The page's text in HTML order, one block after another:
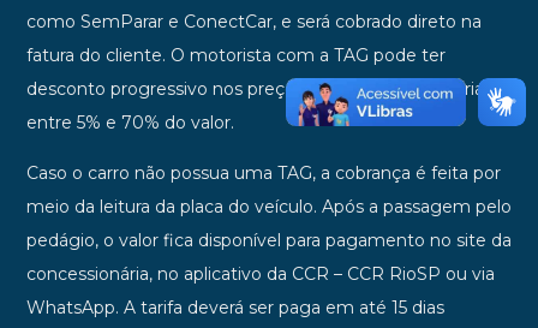
como SemParar e ConectCar, e será cobrado direto na
fatura do cliente. O motorista com a TAG pode ter
desconto progressivo nos preços do pedágio que variam
entre 5% e 70% do valor.
Caso o carro não possua uma TAG, a cobrança é feita por
meio da leitura da placa do veículo. Após a passagem pelo
pedágio, o valor fica disponível para pagamento no site da
concessionária, no aplicativo da CCR – CCR RioSP ou via
WhatsApp. A tarifa deverá ser paga em até 15 dias